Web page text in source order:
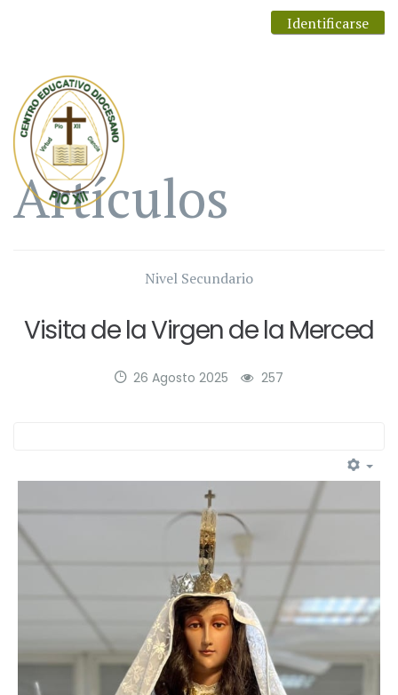
Identificarse
Artículos
Nivel Secundario
Visita de la Virgen de la Merced
26 Agosto 2025 257